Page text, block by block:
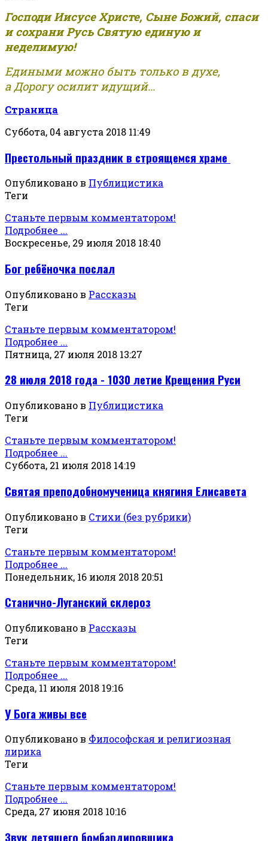
Господи Иисусе Христе, Сыне Божий, спаси
и сохрани Русь Святую единую и
неделимую!
Едиными можно быть только в духе,
а Дорогу осилит идущий...
Страница
Суббота, 04 августа 2018 11:49
Престольный праздник в строящемся храме
Опубликовано в Публицистика
Теги
Станьте первым комментатором!
Подробнее ...
Воскресенье, 29 июля 2018 18:40
Бог ребёночка послал
Опубликовано в Рассказы
Теги
Станьте первым комментатором!
Подробнее ...
Пятница, 27 июля 2018 13:27
28 июля 2018 года - 1030 летие Крещения Руси
Опубликовано в Публицистика
Теги
Станьте первым комментатором!
Подробнее ...
Суббота, 21 июля 2018 14:19
Святая преподобномученица княгиня Елисавета
Опубликовано в Стихи (без рубрики)
Теги
Станьте первым комментатором!
Подробнее ...
Понедельник, 16 июля 2018 20:51
Станично-Луганский склероз
Опубликовано в Рассказы
Теги
Станьте первым комментатором!
Подробнее ...
Среда, 11 июля 2018 19:16
У Бога живы все
Опубликовано в Философская и религиозная
лирика
Теги
Станьте первым комментатором!
Подробнее ...
Среда, 27 июня 2018 10:16
Звук летящего бомбардировщика